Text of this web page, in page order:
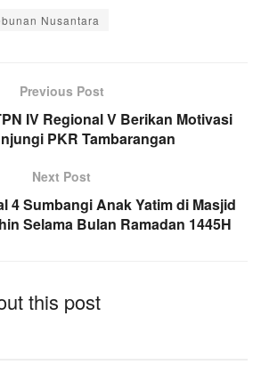
Nusantara
Previous Post
IV Regional V Berikan Motivasi
PKR Tambarangan
Next Post
4 Sumbangi Anak Yatim di Masjid
Selama Bulan Ramadan 1445H
this post